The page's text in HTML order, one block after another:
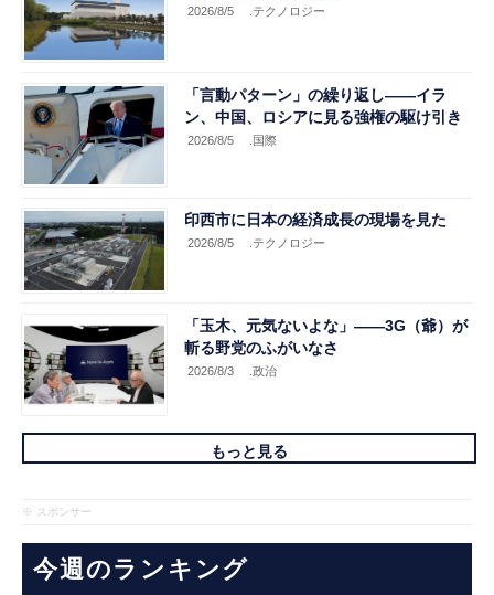
2026/8/5 .テクノロジー
「言動パターン」の繰り返し――イラ
ン、中国、ロシアに見る強権の駆け引き
2026/8/5 .国際
印西市に日本の経済成長の現場を見た
2026/8/5 .テクノロジー
「玉木、元気ないよな」――3G（爺）が
斬る野党のふがいなさ
2026/8/3 .政治
もっと見る
※ スポンサー
今週のランキング